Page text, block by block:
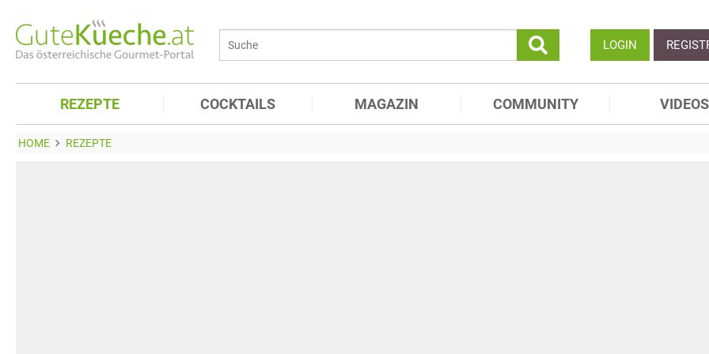
LOGIN
REZEPTE COCKTAILS MAGAZIN COMMUNITY VIDEOS
HOME REZEPTE